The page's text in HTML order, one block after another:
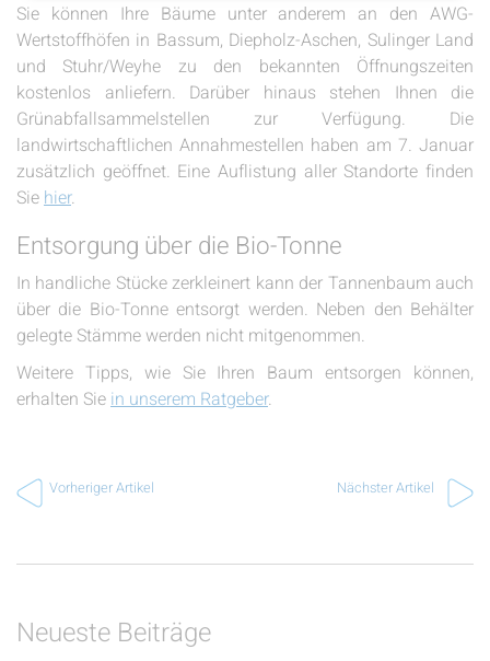
Sie können Ihre Bäume unter anderem an den AWG-
Wertstoffhöfen in Bassum, Diepholz-Aschen, Sulinger Land
und Stuhr/Weyhe zu den bekannten Öffnungszeiten
kostenlos anliefern. Darüber hinaus stehen Ihnen die
Grünabfallsammelstellen zur Verfügung. Die
landwirtschaftlichen Annahmestellen haben am 7. Januar
zusätzlich geöffnet. Eine Auflistung aller Standorte finden
Siehier.
Entsorgung über die Bio-Tonne
In handliche Stücke zerkleinert kann der Tannenbaum auch
über die Bio-Tonne entsorgt werden. Neben den Behälter
gelegte Stämme werden nicht mitgenommen.
Weitere Tipps, wie Sie Ihren Baum entsorgen können,
erhalten Siein unserem Ratgeber.
Vorheriger Artikel Nächster Artikel
Neueste Beiträge